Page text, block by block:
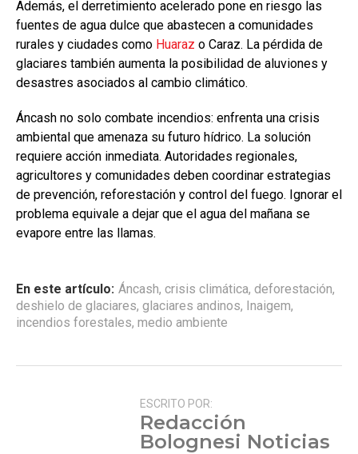
Además, el derretimiento acelerado pone en riesgo las
fuentes de agua dulce que abastecen a comunidades
rurales y ciudades como Huaraz o Caraz. La pérdida de
glaciares también aumenta la posibilidad de aluviones y
desastres asociados al cambio climático.
Áncash no solo combate incendios: enfrenta una crisis
ambiental que amenaza su futuro hídrico. La solución
requiere acción inmediata. Autoridades regionales,
agricultores y comunidades deben coordinar estrategias
de prevención, reforestación y control del fuego. Ignorar el
problema equivale a dejar que el agua del mañana se
evapore entre las llamas.
En este artículo: Áncash, crisis climática, deforestación,
deshielo de glaciares, glaciares andinos, Inaigem,
incendios forestales, medio ambiente
ESCRITO POR:
Redacción
Bolognesi Noticias